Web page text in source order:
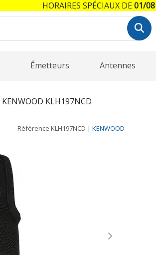
Émetteurs Antennes
KENWOOD KLH197NCD
Référence KLH197NCD | KENWOOD
Next
HORAIRES SPÉCIAUX DE01/08